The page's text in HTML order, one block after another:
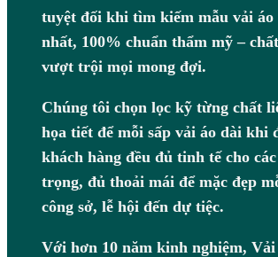
tuyệt đối khi tìm kiếm mẫu vải áo
nhất, 100% chuẩn thẩm mỹ –
vượt trội mọi mong đợi.
Chúng tôi chọn lọc kỹ từng chất
họa tiết để mỗi sấp vải áo dài khi
khách hàng đều đủ tinh tế cho
trọng, đủ thoải mái để mặc đẹp
công sở, lễ hội đến dự tiệc.
Với hơn 10 năm kinh nghiệm, Vải